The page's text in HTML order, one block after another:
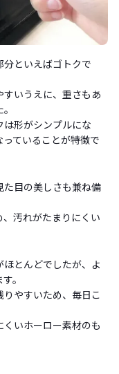
といえばゴトクで
いうえに、重さもあ
は形がシンプルにな
ていることが特徴で
た目の美しさも兼ね備
汚れがたまりにくい
とんどでしたが、よ
。
やすいため、毎日こ
いホーロー素材のも